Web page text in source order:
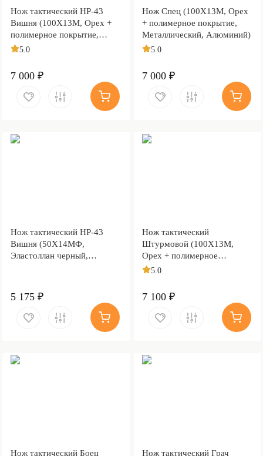
Нож тактический НР-43
Вишня (100Х13М, Орех +
полимерное покрытие,
Металлический)
5.0
7 000 ₽
Нож Спец (100Х13М, Орех
+ полимерное покрытие,
Металлический, Алюминий)
5.0
7 000 ₽
Нож тактический НР-43
Вишня (50Х14МФ,
Эластоллан черный,
5 175 ₽
Нож тактический
Штурмовой (100Х13М,
Орех + полимерное
покрытие, Металлический)
5.0
7 100 ₽
Нож тактический Боец Нож тактический Грач